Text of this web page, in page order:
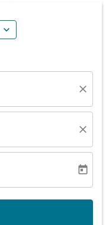
expand_more
close
close
today